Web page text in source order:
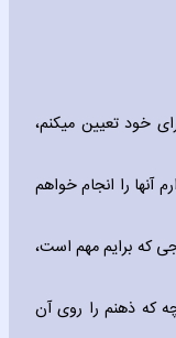
خود تعیین میکنم،
آنها را انجام خواهم
که برایم مهم است،
که ذهنم را روی آن